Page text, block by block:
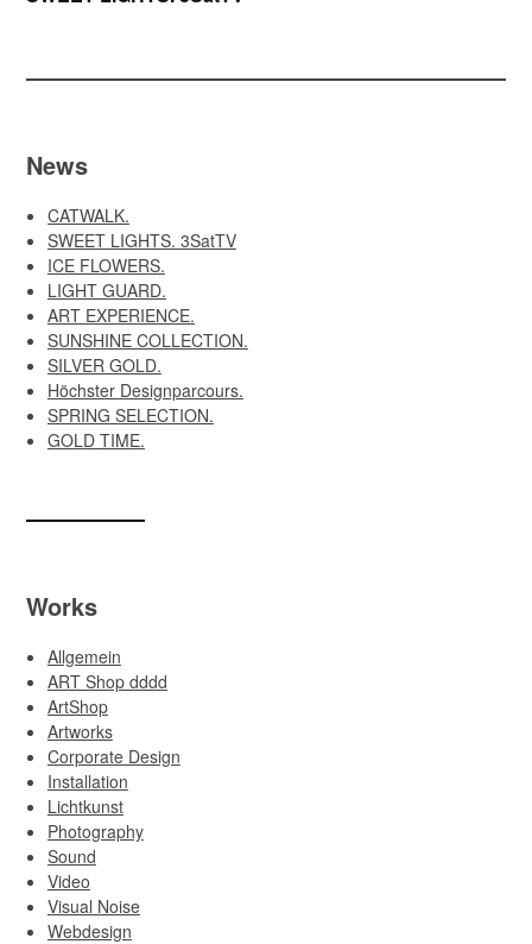
News
CATWALK.
SWEET LIGHTS. 3SatTV
ICE FLOWERS.
LIGHT GUARD.
ART EXPERIENCE.
SUNSHINE COLLECTION.
SILVER GOLD.
Höchster Designparcours.
SPRING SELECTION.
GOLD TIME.
Works
Allgemein
ART Shop dddd
ArtShop
Artworks
Corporate Design
Installation
Lichtkunst
Photography
Sound
Video
Visual Noise
Webdesign